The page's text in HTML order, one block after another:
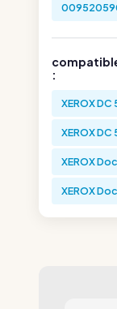
:
XEROX DC
XEROX DC
XEROX
XEROX